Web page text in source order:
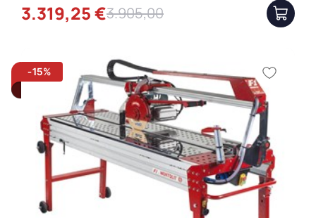
Sve
106 cm
120 cm
121 cm
124 cm
130 cm
131 cm
3.319,25 €3.905,00
-15%